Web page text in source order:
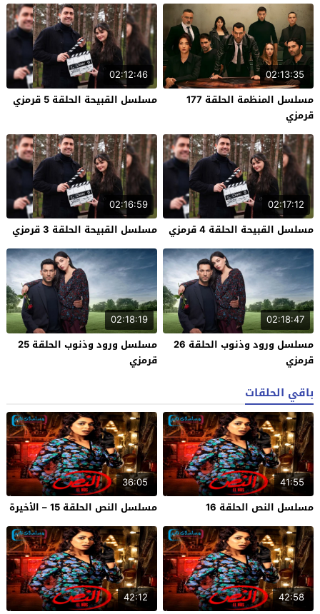
02:13:35
مسلسل المنظمة الحلقة 177
قرمزي
02:12:46
مسلسل القبيحة الحلقة 5 قرمزي
02:17:12
مسلسل القبيحة الحلقة 4 قرمزي
02:16:59
مسلسل القبيحة الحلقة 3 قرمزي
02:18:47
مسلسل ورود وذنوب الحلقة 26
قرمزي
02:18:19
مسلسل ورود وذنوب الحلقة 25
قرمزي
باقي الحلقات
41:55
مسلسل النص الحلقة 16
36:05
مسلسل النص الحلقة 15 – الأخيرة
42:58
42:12